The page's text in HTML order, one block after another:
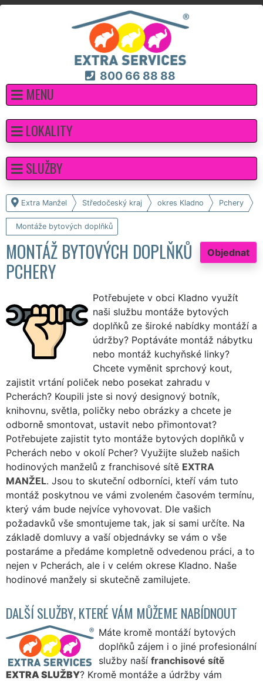
800 66 88 88
MENU
Extra Manžel Středočeský kraj okres Kladno Pchery
Montáže bytových doplňků
Objednat
MONTÁŽ BYTOVÝCH DOPLŇKŮ
PCHERY
Potřebujete v obci Kladno využít
naši službu montáže bytových
doplňků ze široké nabídky montáží a
údržby? Poptáváte montáž nábytku
nebo montáž kuchyňské linky?
Chcete vyměnit sprchový kout,
zajistit vrtání poliček nebo posekat zahradu v
Pcherách? Koupili jste si nový designový botník,
knihovnu, světla, poličky nebo obrázky a chcete je
odborně smontovat, ustavit nebo přimontovat?
Potřebujete zajistit tyto montáže bytových doplňků v
Pcherách nebo v okolí Pcher? Využijte služeb našich
hodinových manželů z franchisové sítě EXTRA
MANŽEL. Jsou to skuteční odborníci, kteří vám tuto
montáž poskytnou ve vámi zvoleném časovém termínu,
který vám bude nejvíce vyhovovat. Dle vašich
požadavků vše smontujeme tak, jak si sami určíte. Na
základě domluvy a vaší objednávky se vám o vše
postaráme a předáme kompletně odvedenou práci, a to
nejen v Pcherách, ale i v celém okrese Kladno. Naše
hodinové manžely si skutečně zamilujete.
DALŠÍ SLUŽBY, KTERÉ VÁM MŮŽEME NABÍDNOUT
Máte kromě montáží bytových
doplňků zájem i o jiné profesionální
služby naší franchisové sítě
EXTRA SLUŽBY? Kromě montáže a údržby vám
LOKALITY
SLUŽBY